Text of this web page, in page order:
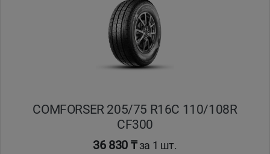
COMFORSER 205/75 R16C 110/108R
CF300
36 830 ₸за 1 шт.
Павлодар